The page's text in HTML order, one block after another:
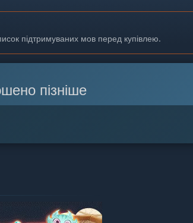
підтримуваних мов перед купівлею.
пізніше